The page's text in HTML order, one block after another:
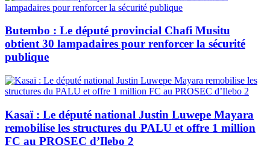
Butembo : Le député provincial Chafi Musitu
obtient 30 lampadaires pour renforcer la sécurité
publique
Kasaï : Le député national Justin Luwepe Mayara
remobilise les structures du PALU et offre 1 million
FC au PROSEC d’Ilebo 2